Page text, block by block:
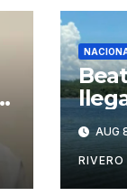
enAUG
RIVERO